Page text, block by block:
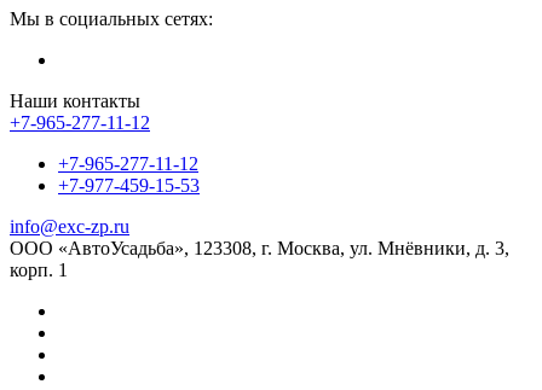
Мы в социальных сетях:
Наши контакты
+7-965-277-11-12
+7-965-277-11-12
+7-977-459-15-53
info@exc-zp.ru
ООО «АвтоУсадьба», 123308, г. Москва, ул. Мнёвники, д. 3,
корп. 1